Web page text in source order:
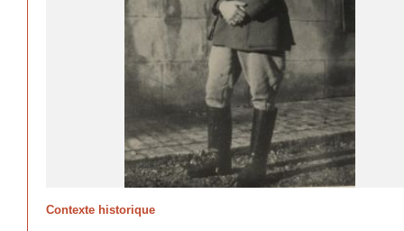
Contexte historique